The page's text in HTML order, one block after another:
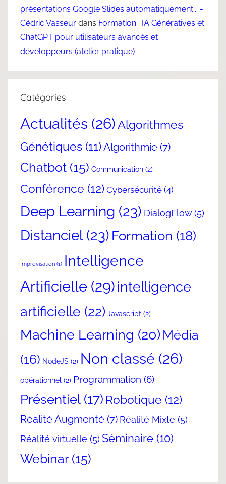
présentations Google Slides automatiquement... -
Cédric Vasseur dans Formation : IA Génératives et
ChatGPT pour utilisateurs avancés et
développeurs (atelier pratique)
Catégories
Actualités (26) Algorithmes
Génétiques (11)Algorithmie (7)
Chatbot (15) Communication (2)
Conférence (12) Cybersécurité (4)
Deep Learning (23) DialogFlow(5)
Distanciel(23) Formation (18)
Improvisation (1) Intelligence
Artificielle (29) intelligence
artificielle (22) Javascript (2)
Machine Learning (20) Média
(16) NodeJS (2) Non classé (26)
opérationnel (2) Programmation (6)
Présentiel(17) Robotique (12)
Réalité Augmenté (7) Réalité Mixte (5)
Réalité virtuelle (5) Séminaire (10)
Webinar(15)